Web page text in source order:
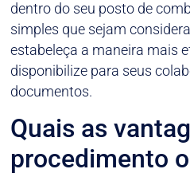
dentro do seu posto de
simples que sejam
estabeleça a maneira mais
disponibilize para seus
documentos.
Quais as
procedimento